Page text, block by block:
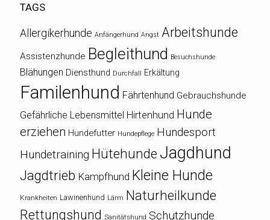
TAGS
Allergikerhunde Anfängerhund Angst Arbeitshunde
Assistenzhunde Begleithund Besuchshunde
Blähungen Diensthund Durchfall Erkältung
Familenhund Fährtenhund Gebrauchshunde
Gefährliche Lebensmittel Hirtenhund Hunde
erziehen Hundefutter Hundepflege Hundesport
Hundetraining Hütehunde Jagdhund
Jagdtrieb Kampfhund Kleine Hunde
Krankheiten Lawinenhund Lärm Naturheilkunde
Rettungshund Sanitätshund Schutzhunde